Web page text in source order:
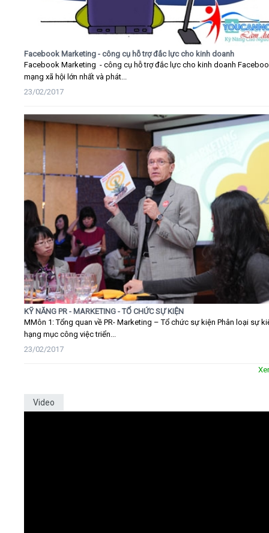
Facebook Marketing - công cụ hỗ trợ đắc lực cho kinh doanh
Facebook Marketing - công cụ hỗ trợ đắc lực cho kinh doanh
mạng xã hội lớn nhất và phát...
23/02/2017
KỸ NĂNG PR - MARKETING - TỔ CHỨC SỰ KIỆN
MMôn 1: Tổng quan về PR- Marketing – Tổ chức sự kiện Phân loại sự
hạng mục công việc triển...
23/02/2017
Video